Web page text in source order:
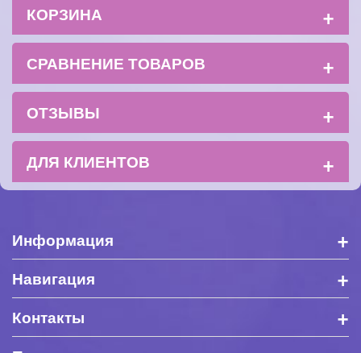
КОРЗИНА +
СРАВНЕНИЕ ТОВАРОВ +
ОТЗЫВЫ +
ДЛЯ КЛИЕНТОВ +
Информация +
Навигация +
Контакты +